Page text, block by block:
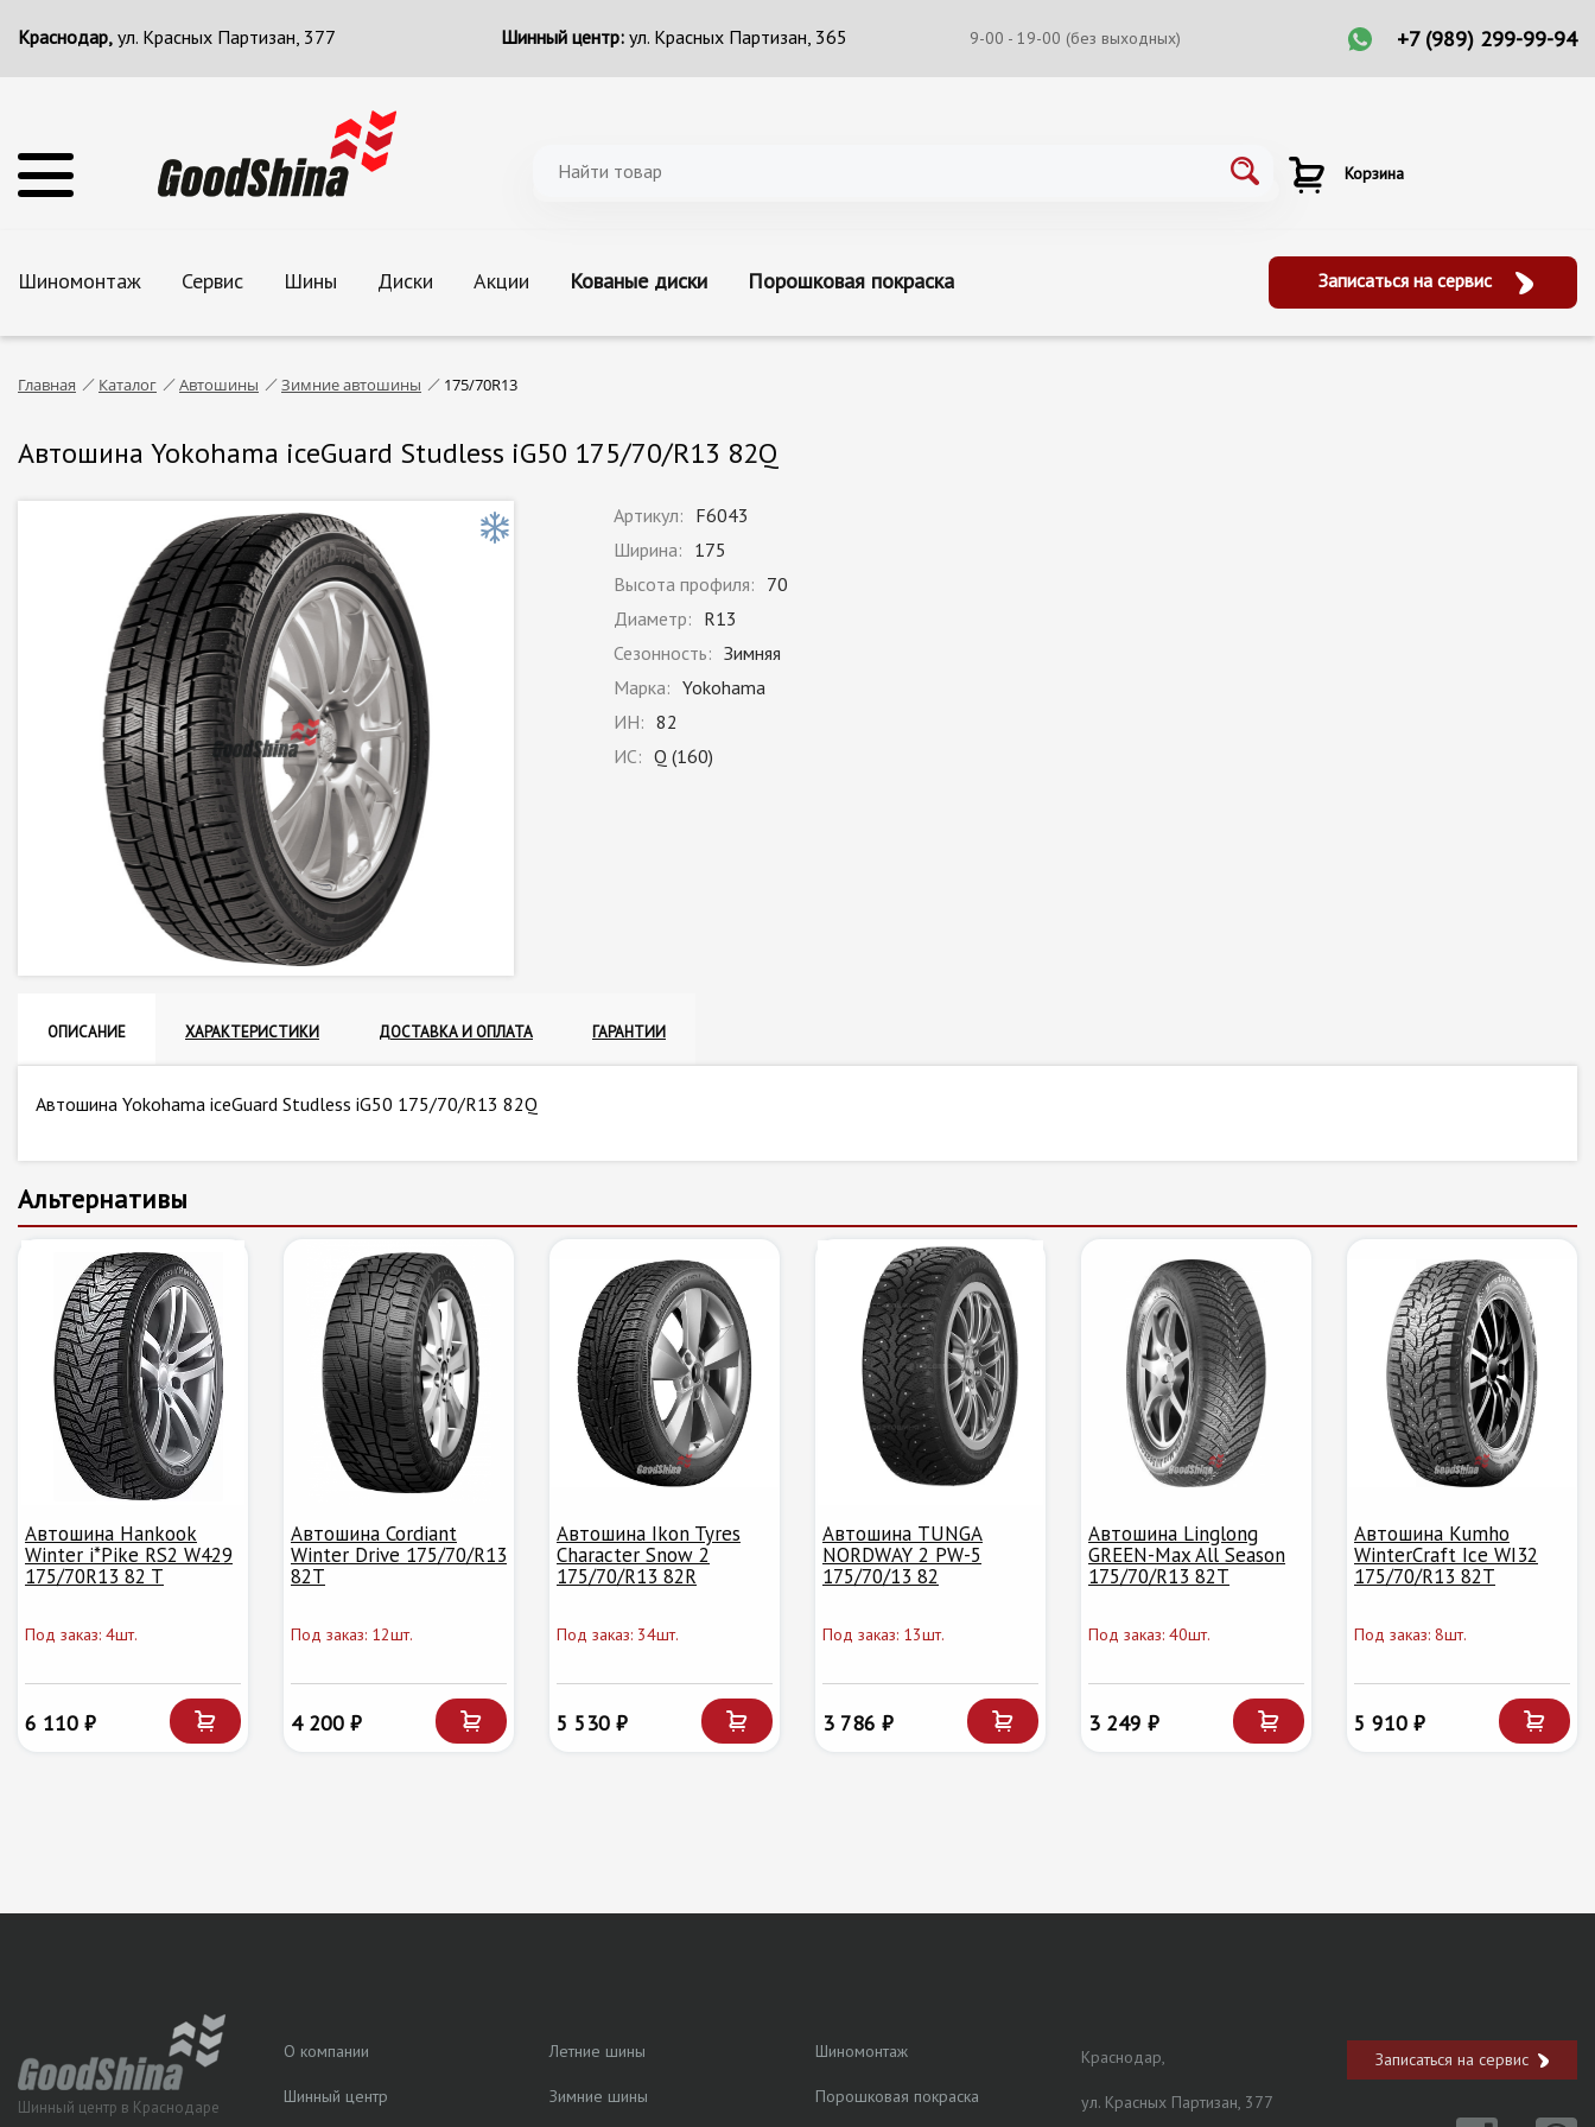
Краснодар, ул. Красных Партизан, 377 Шинный центр:ул. Красных Партизан, 365 9-00 - 19-00 (без выходных) +7 (989) 299-99-94
Корзина
Шиномонтаж Сервис Шины Диски Акции Кованые диски Порошковая покраска Записаться на сервис
Главная Каталог Автошины Зимние автошины 175/70R13
Автошина Yokohama iceGuard Studless iG50 175/70/R13 82Q
Артикул: F6043
Ширина: 175
Высота профиля: 70
Диаметр: R13
Сезонность: Зимняя
Марка: Yokohama
ИН: 82
ИС: Q (160)
ОПИСАНИЕ ХАРАКТЕРИСТИКИ ДОСТАВКА И ОПЛАТА ГАРАНТИИ
Автошина Yokohama iceGuard Studless iG50 175/70/R13 82Q
Альтернативы
Автошина Hankook
Winter i*Pike RS2 W429
175/70R13 82 T
Под заказ: 4шт.
6 110 ₽
Автошина Cordiant
Winter Drive 175/70/R13
82T
Под заказ: 12шт.
4 200 ₽
Автошина Ikon Tyres
Character Snow 2
175/70/R13 82R
Под заказ: 34шт.
5 530 ₽
Автошина TUNGA
NORDWAY 2 PW-5
175/70/13 82
Под заказ: 13шт.
3 786 ₽
Автошина Linglong
GREEN-Max All Season
175/70/R13 82T
Под заказ: 40шт.
3 249 ₽
Автошина Kumho
WinterCraft Ice WI32
175/70/R13 82T
Под заказ: 8шт.
5 910 ₽
Шинный центр в Краснодаре
О компании
Шинный центр
Летние шины
Зимние шины
Шиномонтаж
Порошковая покраска
Краснодар,
ул. Красных Партизан, 377
Записаться на сервис